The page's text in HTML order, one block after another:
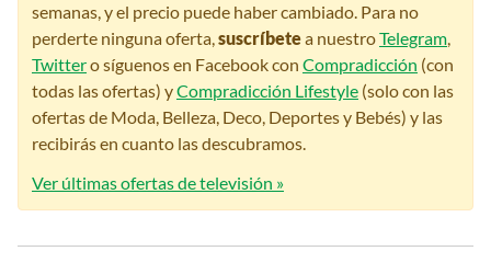
semanas, y el precio puede haber cambiado. Para no
perderte ninguna oferta,suscríbetea nuestroTelegram,
Twittero síguenos en Facebook con Compradicción (con
todas las ofertas) yCompradicción Lifestyle (solo con las
ofertas de Moda, Belleza, Deco, Deportes y Bebés) y las
recibirás en cuanto las descubramos.
Ver últimas ofertas de televisión »